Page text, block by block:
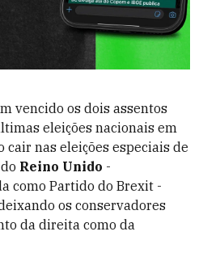
vencido os dois assentos
eleições nacionais em
cair nas eleições especiais de
Reino Unido -
como Partido do Brexit -
os conservadores
da direita como da